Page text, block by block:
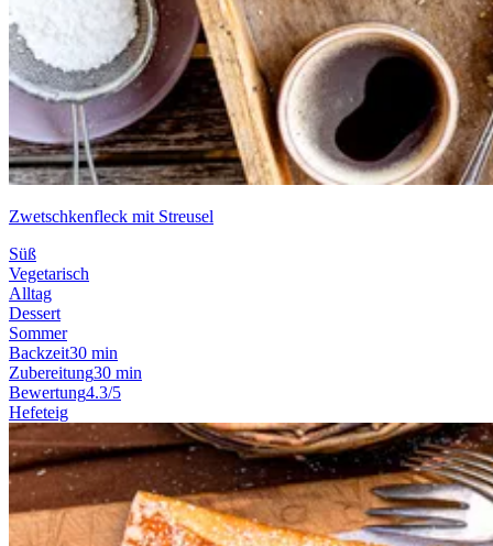
Zwetschkenfleck mit Streusel
Süß
Vegetarisch
Alltag
Dessert
Sommer
Backzeit30 min
Zubereitung30 min
Bewertung4.3/5
Hefeteig